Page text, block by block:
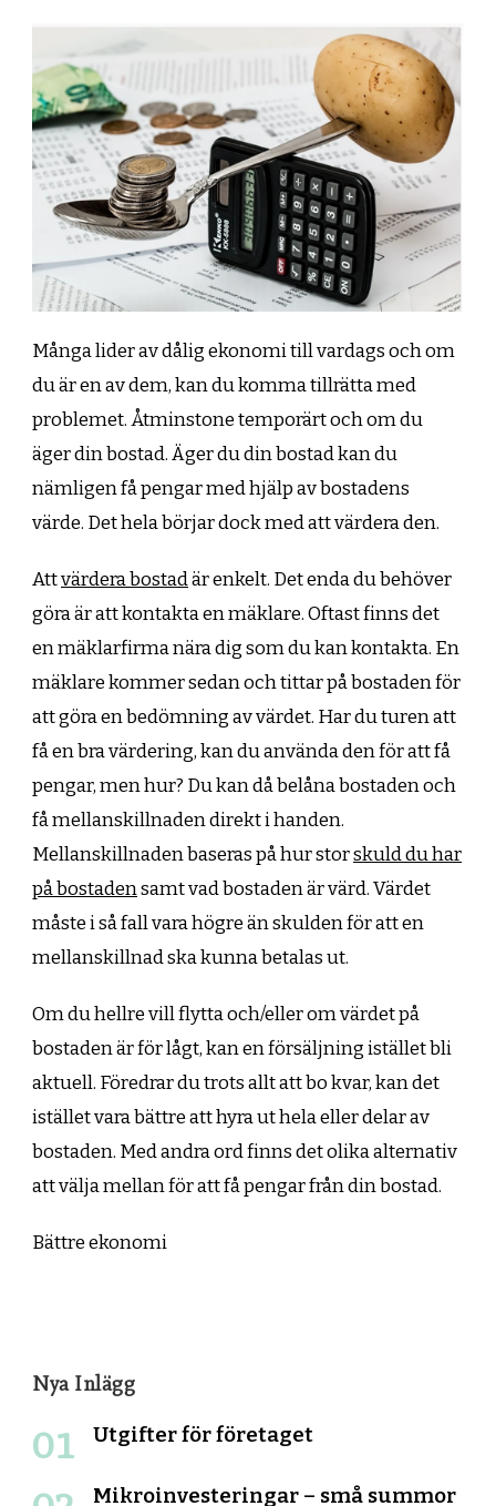
Många lider av dålig ekonomi till vardags och om
du är en av dem, kan du komma tillrätta med
problemet. Åtminstone temporärt och om du
äger din bostad. Äger du din bostad kan du
nämligen få pengar med hjälp av bostadens
värde. Det hela börjar dock med att värdera den.
Attvärdera bostadär enkelt. Det enda du behöver
göra är att kontakta en mäklare. Oftast finns det
en mäklarfirma nära dig som du kan kontakta. En
mäklare kommer sedan och tittar på bostaden för
att göra en bedömning av värdet. Har du turen att
få en bra värdering, kan du använda den för att få
pengar, men hur? Du kan då belåna bostaden och
få mellanskillnaden direkt i handen.
Mellanskillnaden baseras på hur storskuld du har
på bostadensamt vad bostaden är värd. Värdet
måste i så fall vara högre än skulden för att en
mellanskillnad ska kunna betalas ut.
Om du hellre vill flytta och/eller om värdet på
bostaden är för lågt, kan en försäljning istället bli
aktuell. Föredrar du trots allt att bo kvar, kan det
istället vara bättre att hyra ut hela eller delar av
bostaden. Med andra ord finns det olika alternativ
att välja mellan för att få pengar från din bostad.
Bättre ekonomi
Nya Inlägg
Utgifter för företaget
Mikroinvesteringar – små summor